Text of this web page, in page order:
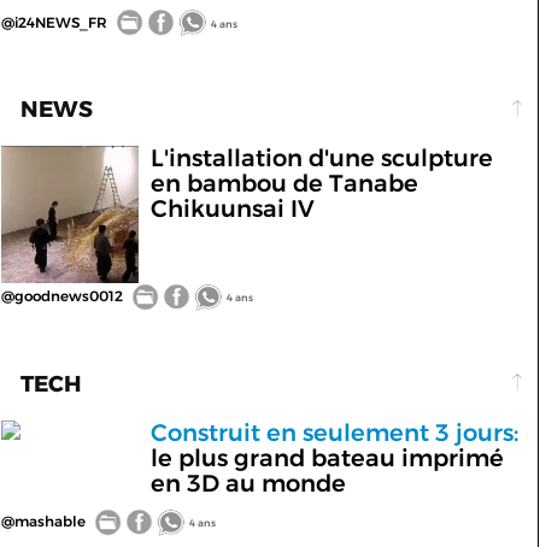
@i24NEWS_FR 4 ans
NEWS
L'installation d'une sculpture
en bambou de Tanabe
Chikuunsai IV
@goodnews0012 4 ans
TECH
Construit en seulement 3 jours:
le plus grand bateau imprimé
en 3D au monde
@mashable 4 ans